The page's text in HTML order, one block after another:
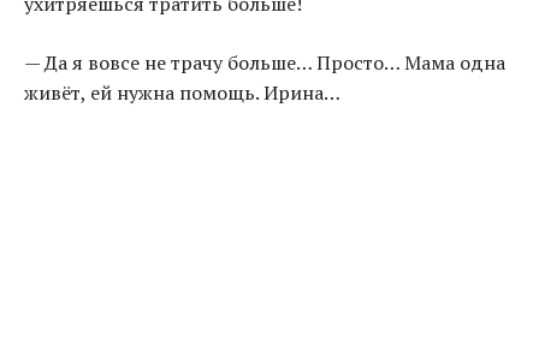
— Да я вовсе не трачу больше… Просто… Мама одна
живёт, ей нужна помощь. Ирина…